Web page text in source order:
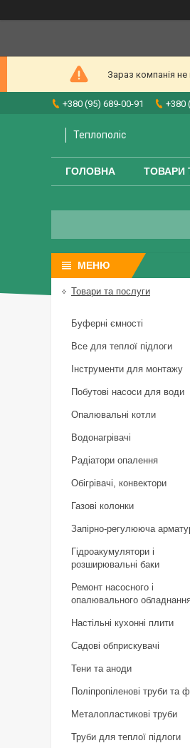
Зараз компанія
+380 (95) 689-00-91 +380
Теплополіс
ГОЛОВНА ТОВАРИ
Товари та послуги
Буферні ємності
Все для теплої підлоги
Інструменти для монтажу
Побутові насоси для води
Опалювальні котли
Водонагрівачі
Радіатори опалення
Обігрівачі, конвектори
Газові колонки
Запірно-регулююча
Гідроакумулятори і
розширювальні баки
Ремонт насосного і
опалювального
Настільні кухонні плити
Садові обприскувачі
Тени та аноди
Поліпропіленові труби та
Металопластикові труби
Труби для теплої підлоги